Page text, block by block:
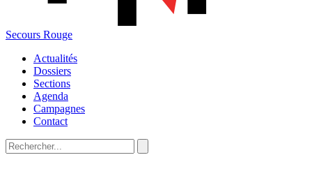
Secours Rouge
Actualités
Dossiers
Sections
Agenda
Campagnes
Contact